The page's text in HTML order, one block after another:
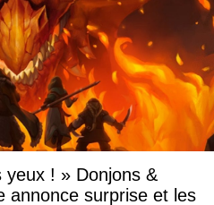
yeux ! » Donjons &
annonce surprise et les